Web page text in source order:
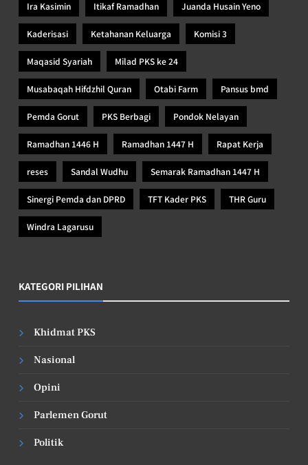
Kaderisasi Ketahanan Keluarga Komisi 3
Maqasid Syariah Milad PKS ke 24
Musabaqah Hifdzhil Quran Otabi Farm Pansus bmd
Pemda Gorut PKS Berbagi Pondok Nelayan
Ramadhan 1446 H Ramadhan 1447 H Rapat Kerja
reses Sandal Wudhu Semarak Ramadhan 1447 H
Sinergi Pemda dan DPRD TFT Kader PKS THR Guru
Windra Lagarusu
Khidmat PKS
Nasional
Opini
Parlemen Gorut
Politik